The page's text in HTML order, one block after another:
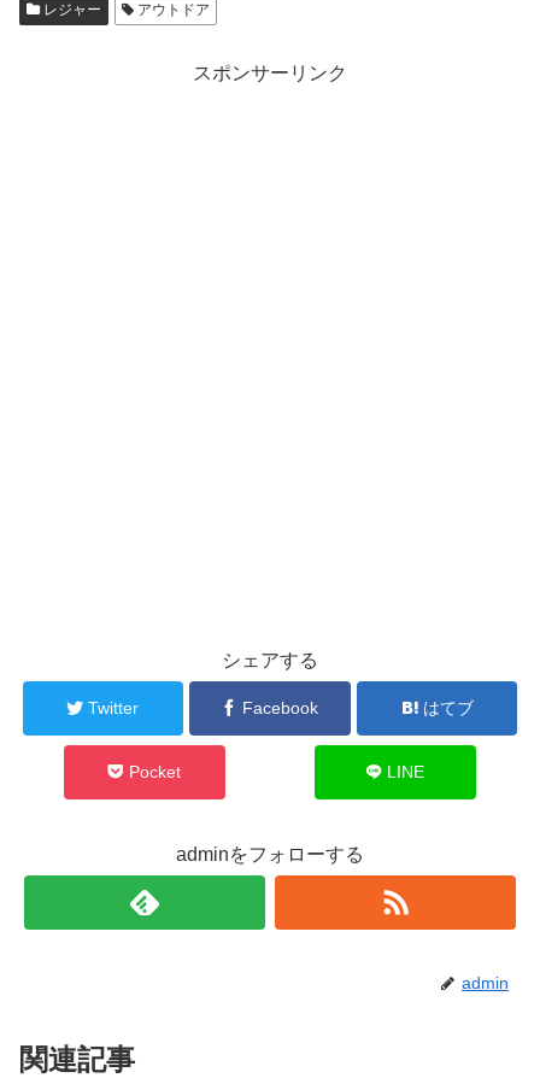
レジャー アウトドア
スポンサーリンク
シェアする
Twitter Facebook はてブ
Pocket LINE
adminをフォローする
admin
関連記事